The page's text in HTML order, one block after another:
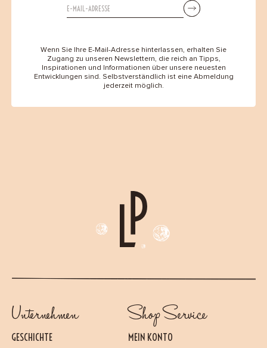
Wenn Sie Ihre E-Mail-Adresse hinterlassen, erhalten Sie
Zugang zu unseren Newslettern, die reich an Tipps,
Inspirationen und Informationen über unsere neuesten
Entwicklungen sind. Selbstverständlich ist eine Abmeldung
jederzeit möglich.
Unternehmen
GESCHICHTE
Shop Service
MEIN KONTO